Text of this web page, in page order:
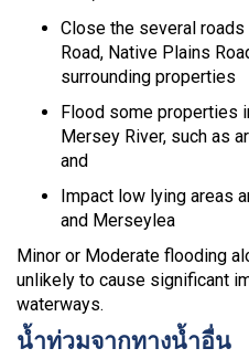
Close the several roads
Road, Native Plains
surrounding properties
Flood some properties
Mersey River, such as
and
Impact low lying areas
and Merseylea
Minor or Moderate flooding
unlikely to cause significant
waterways.
น้ำท่วมจากทางน้ำอื่น